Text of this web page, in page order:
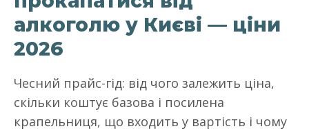
алкоголю у Києві — ціни
2026
Чесний прайс-гід: від чого залежить ціна,
скільки коштує базова і посилена
крапельниця, що входить у вартість і чому